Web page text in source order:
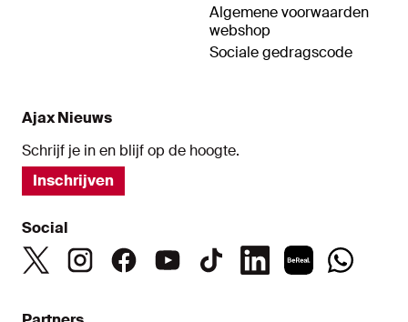
Algemene voorwaarden
webshop
Sociale gedragscode
Ajax Nieuws
Schrijf je in en blijf op de hoogte.
Inschrijven
Social